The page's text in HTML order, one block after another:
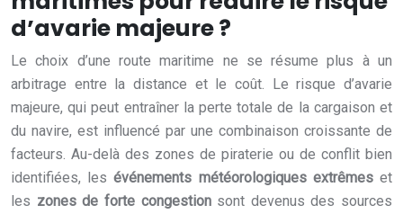
d’avarie majeure ?
Le choix d’une route maritime ne se résume plus à un
arbitrage entre la distance et le coût. Le risque d’avarie
majeure, qui peut entraîner la perte totale de la cargaison et
du navire, est influencé par une combinaison croissante de
facteurs. Au-delà des zones de piraterie ou de conflit bien
identifiées, lesévénements météorologiques extrêmeset
les zones de forte congestionsont devenus des sources